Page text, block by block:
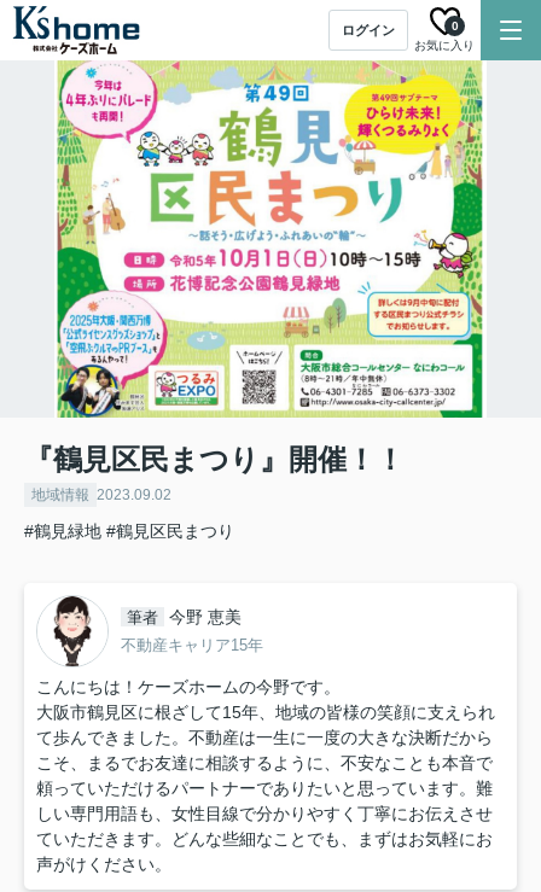
ログイン
お気に入り
0
『鶴見区民まつり』開催！！
地域情報 2023.09.02
#鶴見緑地 #鶴見区民まつり
筆者 今野 恵美
不動産キャリア15年
こんにちは！ケーズホームの今野です。
大阪市鶴見区に根ざして15年、地域の皆様の笑顔に支えられ
て歩んできました。不動産は一生に一度の大きな決断だから
こそ、まるでお友達に相談するように、不安なことも本音で
頼っていただけるパートナーでありたいと思っています。難
しい専門用語も、女性目線で分かりやすく丁寧にお伝えさせ
ていただきます。どんな些細なことでも、まずはお気軽にお
声がけください。